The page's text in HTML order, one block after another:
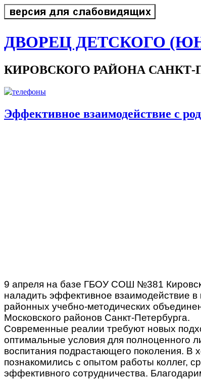
ДВОРЕЦ ДЕТСКОГО
КИРОВСКОГО РАЙОНА САНКТ-
Эффективное взаимодействие с
9 апреля на базе ГБОУ СОШ №381
наладить эффективное взаимодействие
районных учебно-методических
Московского районов Санкт-Петербурга.
Современные реалии требуют новых
оптимальные условия для полноценного
воспитания подрастающего поколения. В
познакомились с опытом работы коллег,
эффективного сотрудничества.